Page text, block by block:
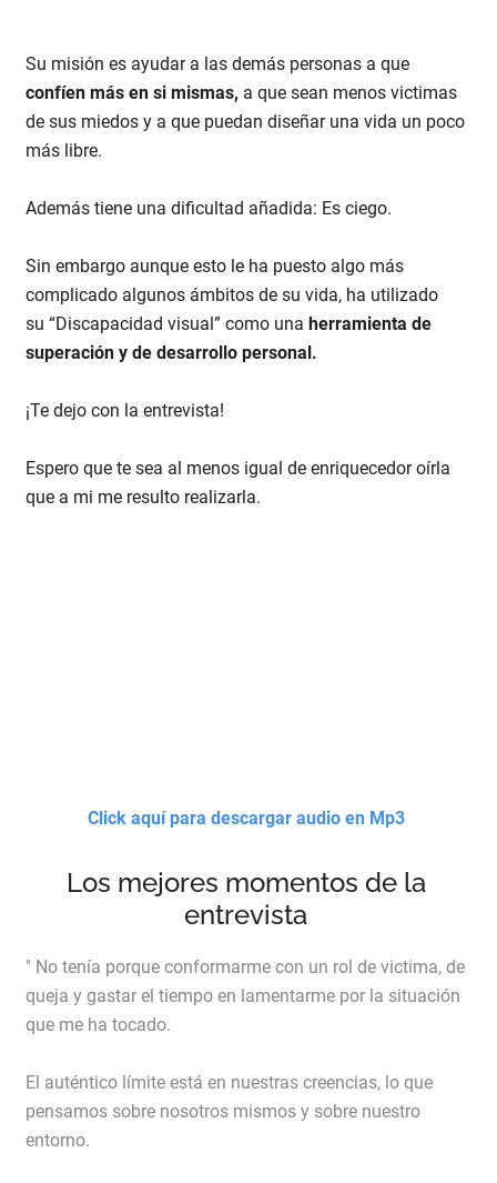
Su misión es ayudar a las demás personas a que
confíen más en si mismas, a que sean menos victimas
de sus miedos y a que puedan diseñar una vida un poco
más libre.
Además tiene una dificultad añadida: Es ciego.
Sin embargo aunque esto le ha puesto algo más
complicado algunos ámbitos de su vida, ha utilizado
su “Discapacidad visual” como una herramienta de
superación y de desarrollo personal.
¡Te dejo con la entrevista!
Espero que te sea al menos igual de enriquecedor oírla
que a mi me resulto realizarla.
Click aquí para descargar audio en Mp3
Los mejores momentos de la
entrevista
" No tenía porque conformarme con un rol de victima, de
queja y gastar el tiempo en lamentarme por la situación
que me ha tocado.
El auténtico límite está en nuestras creencias, lo que
pensamos sobre nosotros mismos y sobre nuestro
entorno.